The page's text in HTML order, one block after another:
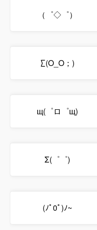
（゜◇゜）
∑(O_O；)
щ(゜ロ゜щ)
Σ(゜゜)
(ﾉﾟ0ﾟ)ﾉ~